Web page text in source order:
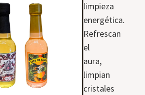
limpieza
energética.
Refrescan
el
aura,
limpian
cristales